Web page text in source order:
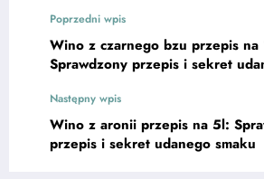
Poprzedni wpis
Wino z czarnego bzu przepis na
Sprawdzony przepis i sekret
Następny wpis
Wino z aronii przepis na 5l:
przepis i sekret udanego smaku